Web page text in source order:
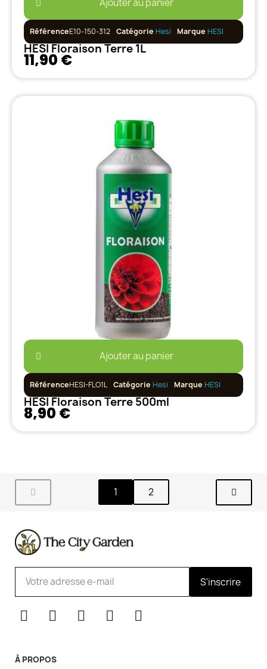
Ajouter au panier
RéférenceE10-150-312 Catégorie Hesi Marque HESI
HESI Floraison Terre 1L
11,90 €
Ajouter au panier
RéférenceHESI-FLO1L Catégorie Hesi Marque HESI
HESI Floraison Terre 500ml
8,90 €
1 2
S'inscrire
À PROPOS